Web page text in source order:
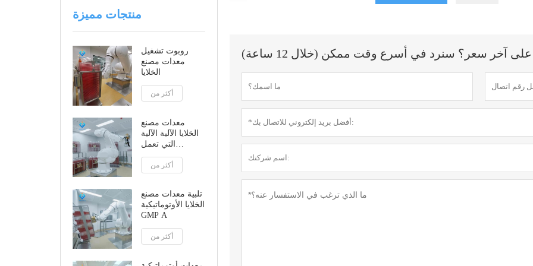
منتجات مميزة
روبوت تشغيل
معدات مصنع
الخلايا
أكثر من
معدات مصنع
الخلايا الآلية الآلية
التي تعمل
أكثر من
تلبية معدات مصنع
الخلايا الأوتوماتيكية
GMP A
أكثر من
آخر سعر؟ سنرد في أسرع وقت ممكن (خلال 12 ساعة)